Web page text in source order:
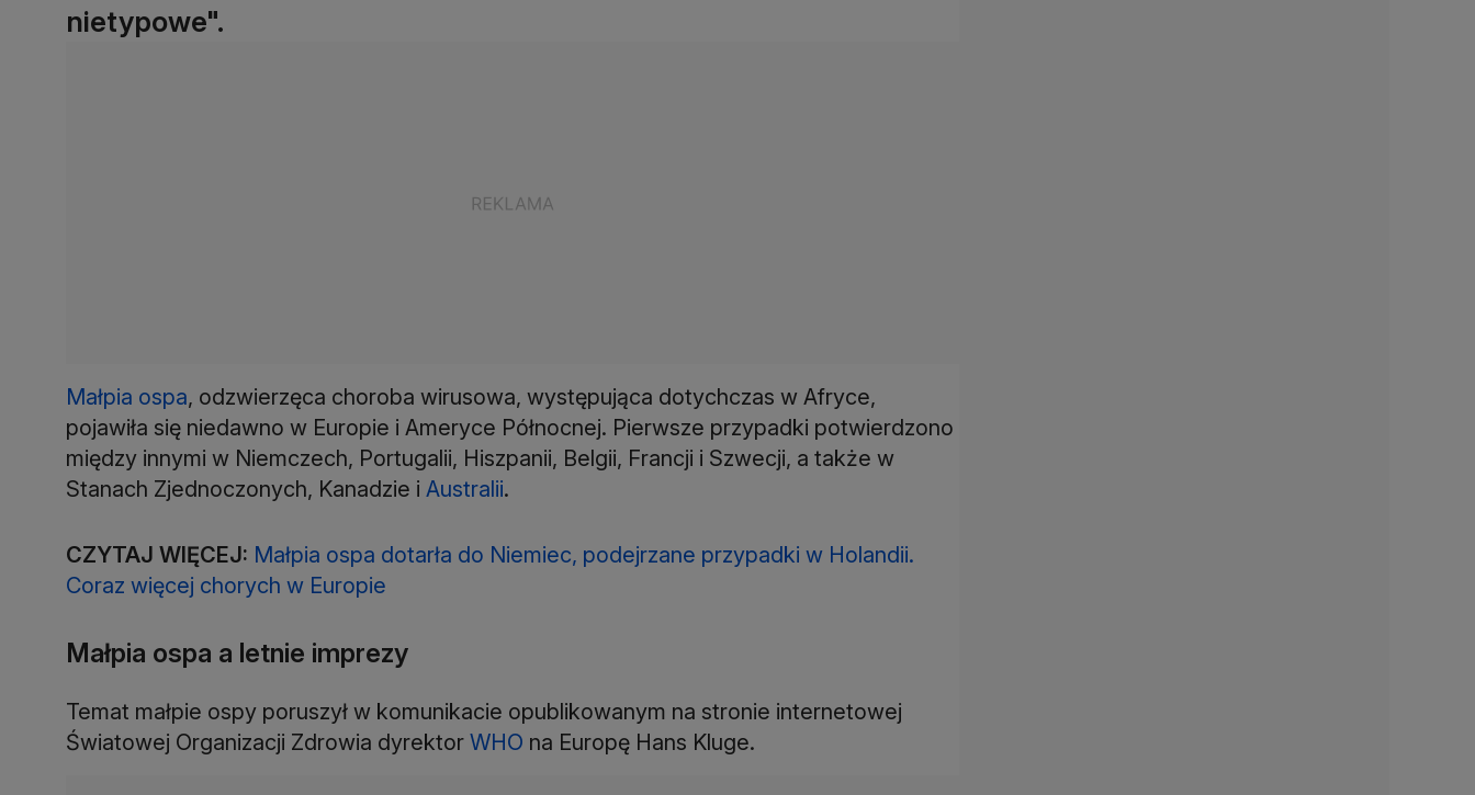
nietypowe".
Małpia ospa, odzwierzęca choroba wirusowa, występująca dotychczas w Afryce,
pojawiła się niedawno w Europie i Ameryce Północnej. Pierwsze przypadki potwierdzono
między innymi w Niemczech, Portugalii, Hiszpanii, Belgii, Francji i Szwecji, a także w
Stanach Zjednoczonych, Kanadzie i Australii.
CZYTAJ WIĘCEJ: Małpia ospa dotarła do Niemiec, podejrzane przypadki w Holandii.
Coraz więcej chorych w Europie
Małpia ospa a letnie imprezy
Temat małpie ospy poruszył w komunikacie opublikowanym na stronie internetowej
Światowej Organizacji Zdrowia dyrektor WHO na Europę Hans Kluge.